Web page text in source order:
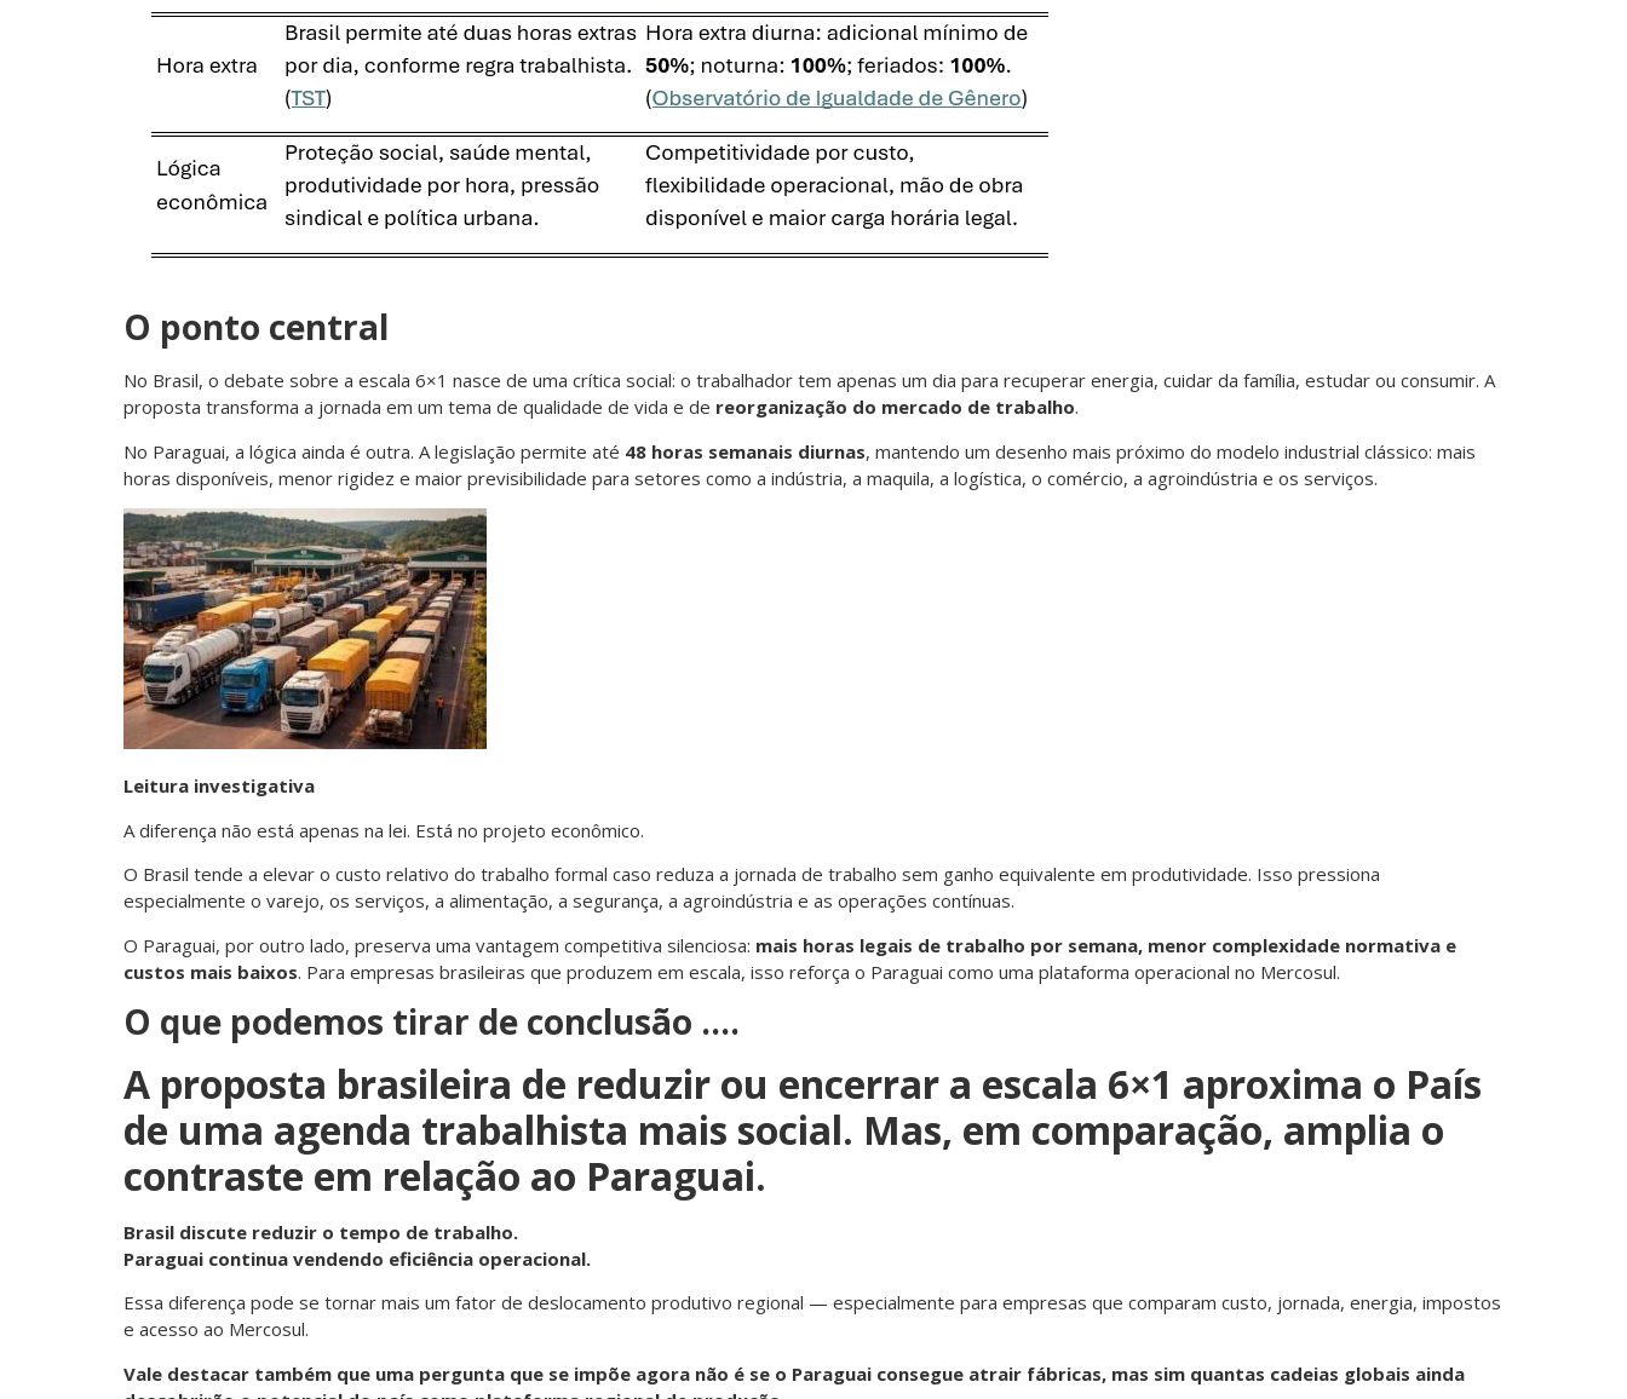
O ponto central
No Brasil, o debate sobre a escala 6×1 nasce de uma crítica social: o trabalhador tem apenas um dia para recuperar energia, cuidar da família, estudar ou consumir. A
proposta transforma a jornada em um tema de qualidade de vida e de reorganização do mercado de trabalho.
No Paraguai, a lógica ainda é outra. A legislação permite até 48 horas semanais diurnas, mantendo um desenho mais próximo do modelo industrial clássico: mais
horas disponíveis, menor rigidez e maior previsibilidade para setores como a indústria, a maquila, a logística, o comércio, a agroindústria e os serviços.
Leitura investigativa
A diferença não está apenas na lei. Está no projeto econômico.
O Brasil tende a elevar o custo relativo do trabalho formal caso reduza a jornada de trabalho sem ganho equivalente em produtividade. Isso pressiona
especialmente o varejo, os serviços, a alimentação, a segurança, a agroindústria e as operações contínuas.
O Paraguai, por outro lado, preserva uma vantagem competitiva silenciosa: mais horas legais de trabalho por semana, menor complexidade normativa e
custos mais baixos. Para empresas brasileiras que produzem em escala, isso reforça o Paraguai como uma plataforma operacional no Mercosul.
O que podemos tirar de conclusão ….
A proposta brasileira de reduzir ou encerrar a escala 6×1 aproxima o País
de uma agenda trabalhista mais social. Mas, em comparação, amplia o
contraste em relação ao Paraguai.
Brasil discute reduzir o tempo de trabalho.
Paraguai continua vendendo eficiência operacional.
Essa diferença pode se tornar mais um fator de deslocamento produtivo regional — especialmente para empresas que comparam custo, jornada, energia, impostos
e acesso ao Mercosul.
Vale destacar também que uma pergunta que se impõe agora não é se o Paraguai consegue atrair fábricas, mas sim quantas cadeias globais ainda